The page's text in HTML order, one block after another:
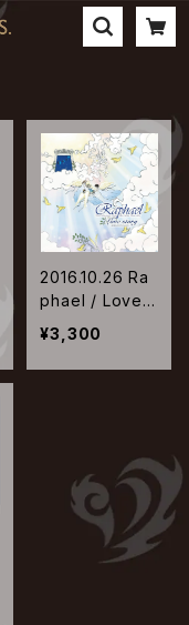
2016.10.26 Ra
phael / Love s
tory -200002
0220161101-
¥3,300